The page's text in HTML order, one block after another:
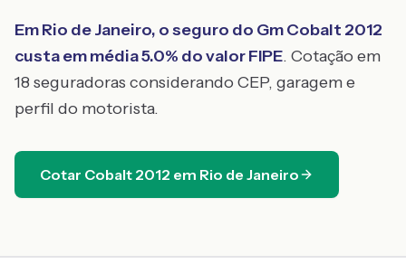
EmRio de Janeiro, o seguro do GmCobalt 2012
custa em média5.0% do valor FIPE. Cotação em
18 seguradoras considerando CEP, garagem e
perfil do motorista.
Cotar Cobalt 2012 em Rio de Janeiro